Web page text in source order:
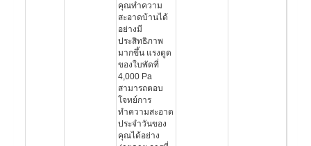
คุณทำความ
สะอาดบ้านได้
อย่างมี
ประสิทธิภาพ
มากขึ้น แรงดูด
ของใบพัดที่
4,000 Pa
สามารถตอบ
โจทย์การ
ทำความสะอาด
ประจำวันของ
คุณได้อย่าง